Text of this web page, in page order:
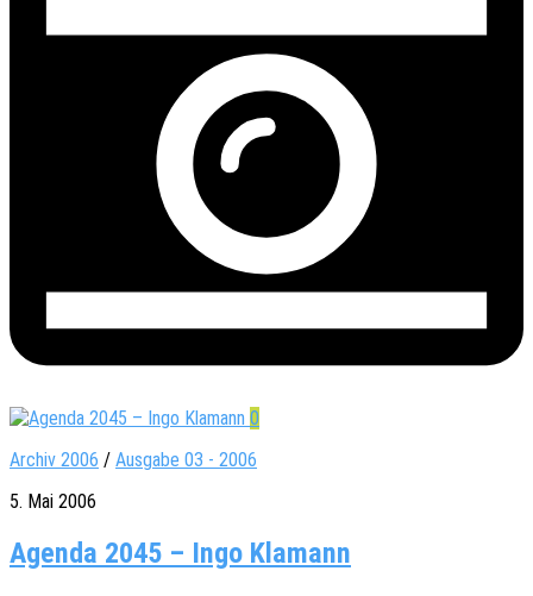
0
Archiv 2006 / Ausgabe 03 - 2006
5. Mai 2006
Agenda 2045 – Ingo Klamann